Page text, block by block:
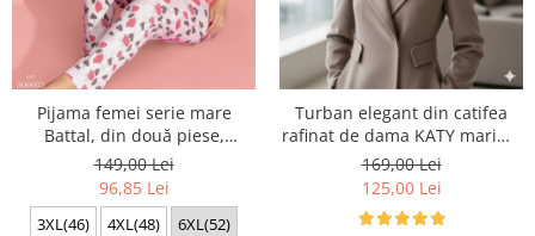
Cadouri pentru Doctori
Cadouri pentru Sfânta Maria
Martisoare
Pijama femei serie mare
Battal, din două piese,
bumbac , Lux PIJ300025
149,00 Lei
96,85 Lei
3XL(46) 4XL(48)
6XL(52)
Turban elegant din catifea
rafinat de dama KATY marime
universala, captuseala polar,
culoare maro Sequoia
169,00 Lei
125,00 Lei